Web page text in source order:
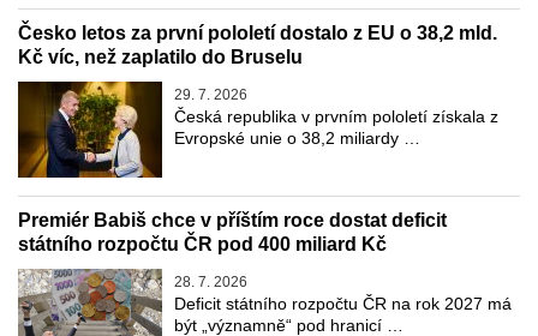
Česko letos za první pololetí dostalo z EU o 38,2 mld.
Kč víc, než zaplatilo do Bruselu
29. 7. 2026
Česká republika v prvním pololetí získala z
Evropské unie o 38,2 miliardy …
Premiér Babiš chce v příštím roce dostat deficit
státního rozpočtu ČR pod 400 miliard Kč
28. 7. 2026
Deficit státního rozpočtu ČR na rok 2027 má
být „významně“ pod hranicí …